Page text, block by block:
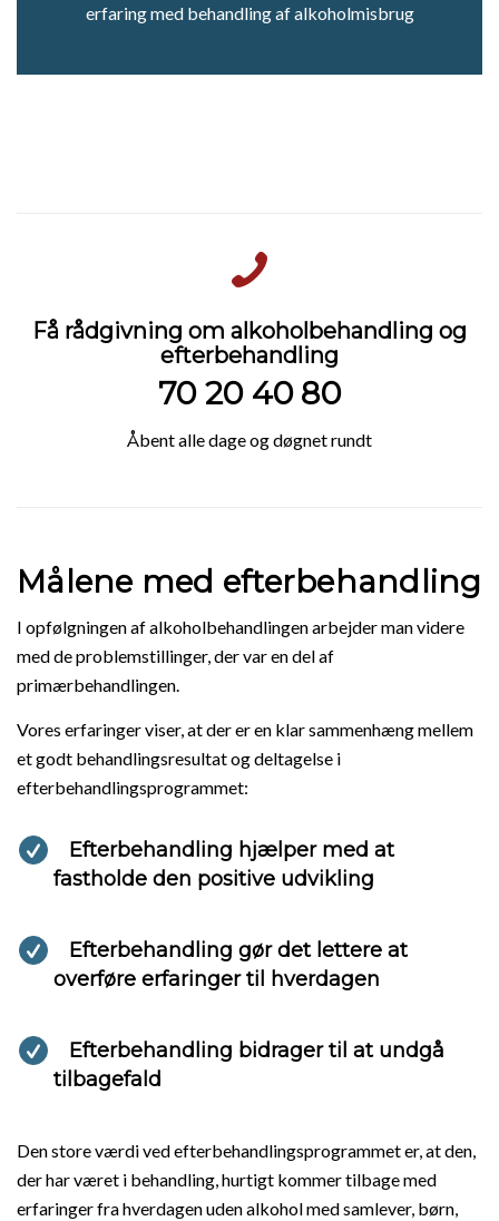
erfaring med behandling af alkoholmisbrug
Få rådgivning om alkoholbehandling og
efterbehandling
70 20 40 80
Åbent alle dage og døgnet rundt
Målene med efterbehandling
I opfølgningen af alkoholbehandlingen arbejder man videre
med de problemstillinger, der var en del af
primærbehandlingen.
Vores erfaringer viser, at der er en klar sammenhæng mellem
et godt behandlingsresultat og deltagelse i
efterbehandlingsprogrammet:
Efterbehandling hjælper med at
fastholde den positive udvikling
Efterbehandling gør det lettere at
overføre erfaringer til hverdagen
Efterbehandling bidrager til at undgå
tilbagefald
Den store værdi ved efterbehandlingsprogrammet er, at den,
der har været i behandling, hurtigt kommer tilbage med
erfaringer fra hverdagen uden alkohol med samlever, børn,